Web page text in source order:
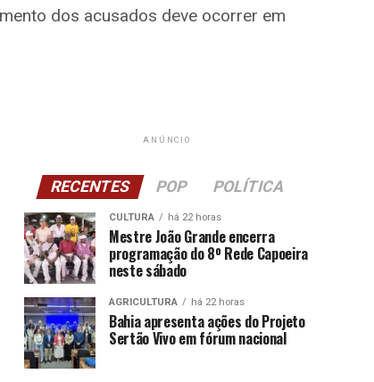
dos acusados deve ocorrer em
ANÚNCIO
RECENTES POP POLÍTICA
CULTURA há 22 horas
Mestre João Grande encerra
programação do 8º Rede Capoeira
neste sábado
AGRICULTURA há 22 horas
Bahia apresenta ações do Projeto
Sertão Vivo em fórum nacional